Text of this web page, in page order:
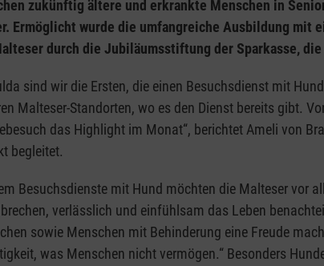
zukünftig ältere und erkrankte Menschen in
Ermöglicht wurde die umfangreiche Ausbildung mit
durch die Jubiläumsstiftung der Sparkasse,
sind wir die Ersten, die einen Besuchsdienst mit
Malteser-Standorten, wo es den Dienst bereits gibt.
das Highlight im Monat“, berichtet Ameli von
begleitet.
Besuchsdienste mit Hund möchten die Malteser vor
verlässlich und einfühlsam das Leben
sowie Menschen mit Behinderung eine Freude
was Menschen nicht vermögen.“ Besonders